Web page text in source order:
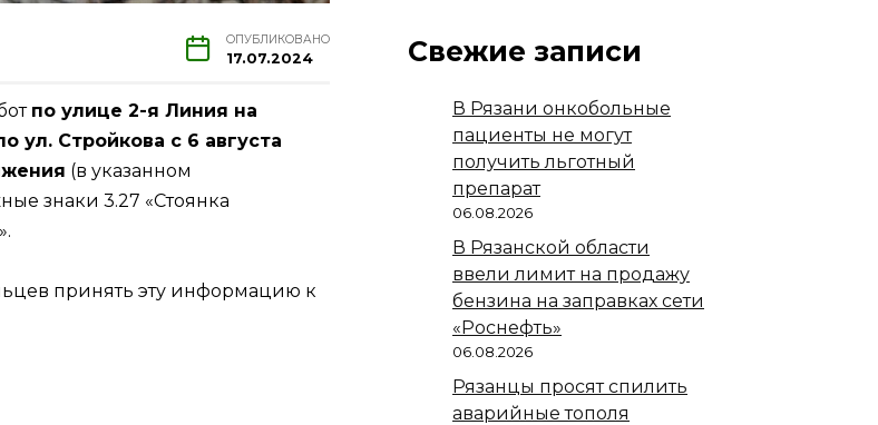
ОПУБЛИКОВАНО
17.07.2024
по улице 2-я Линия на
ул. Стройкова с 6 августа
(в указанном
знаки 3.27 «Стоянка
принять эту информацию к
Свежие записи
В Рязани онкобольные
пациенты не могут
получить льготный
препарат
06.08.2026
В Рязанской области
ввели лимит на продажу
бензина на заправках сети
«Роснефть»
06.08.2026
Рязанцы просят спилить
аварийные тополя